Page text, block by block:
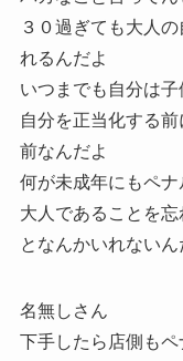
３０過ぎても大人
れるんだよ
いつまでも自分は
自分を正当化する
前なんだよ
何が未成年にもペナ
大人であることを
となんかいれない
名無しさん
下手したら店側も